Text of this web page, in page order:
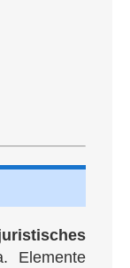
Ele­men­te